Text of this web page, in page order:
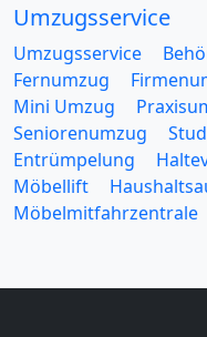
Umzugsservice
Umzugsservice
Fernumzug
Mini Umzug
Seniorenumzug
Entrümpelung
Möbellift
Möbelmitfahrzentrale